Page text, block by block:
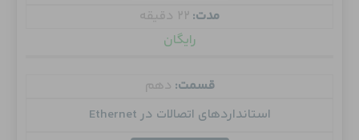
مدت: 22 دقیقه
رایگان
قسمت: دهم
استانداردهای اتصالات در Ethernet